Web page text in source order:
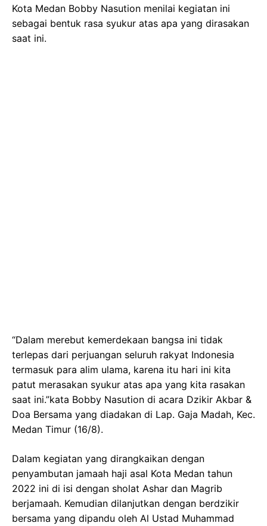
Kota Medan Bobby Nasution menilai kegiatan ini
sebagai bentuk rasa syukur atas apa yang dirasakan
saat ini.
“Dalam merebut kemerdekaan bangsa ini tidak
terlepas dari perjuangan seluruh rakyat Indonesia
termasuk para alim ulama, karena itu hari ini kita
patut merasakan syukur atas apa yang kita rasakan
saat ini.”kata Bobby Nasution di acara Dzikir Akbar &
Doa Bersama yang diadakan di Lap. Gaja Madah, Kec.
Medan Timur (16/8).
Dalam kegiatan yang dirangkaikan dengan
penyambutan jamaah haji asal Kota Medan tahun
2022 ini di isi dengan sholat Ashar dan Magrib
berjamaah. Kemudian dilanjutkan dengan berdzikir
bersama yang dipandu oleh Al Ustad Muhammad